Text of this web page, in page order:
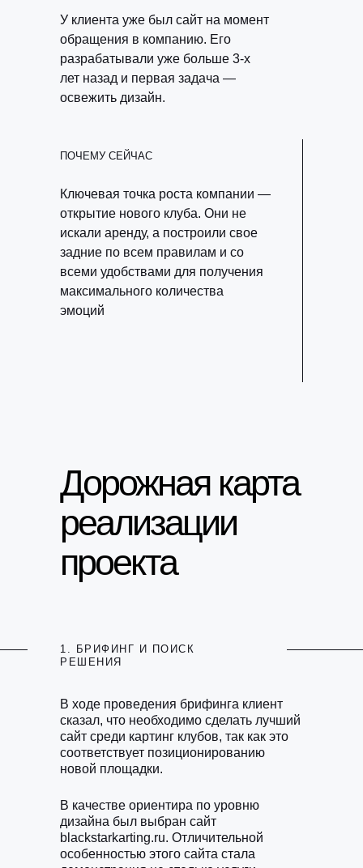
У клиента уже был сайт на момент
обращения в компанию. Его
разрабатывали уже больше 3-х
лет назад и первая задача —
освежить дизайн.
Ключевая точка роста компании —
открытие нового клуба. Они не
искали аренду, а построили свое
задние по всем правилам и со
всеми удобствами для получения
максимального количества
эмоций
ПОЧЕМУ СЕЙЧАС
Дорожная карта
реализации
проекта
1. БРИФИНГ И ПОИСК
РЕШЕНИЯ
В качестве ориентира по уровню
дизайна был выбран сайт
blackstarkarting.ru. Отличительной
особенностью этого сайта стала
В ходе проведения брифинга клиент
сказал, что необходимо сделать лучший
сайт среди картинг клубов, так как это
соответствует позиционированию
новой площадки.